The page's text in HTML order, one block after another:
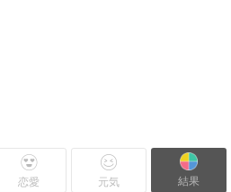
恋愛 元気 結果